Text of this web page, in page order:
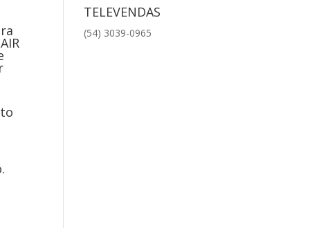
TELEVENDAS
(54) 3039-0965